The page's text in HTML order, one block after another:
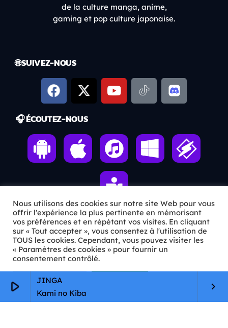
play_arrow
JINGA
Kami no Kiba
keyboard_arrow_right
de la culture manga, anime,
gaming et pop culture japonaise.
🌐 SUIVEZ-NOUS
🎧 ÉCOUTEZ-NOUS
ℹ️ INFOS PRATIQUES
✉️Contact
🦊Qui sommes-nous ?
📄
Mentions légales
Nous utilisons des cookies sur notre site Web pour vous
offrir l'expérience la plus pertinente en mémorisant
vos préférences et en répétant vos visites. En cliquant
sur « Tout accepter », vous consentez à l'utilisation de
TOUS les cookies. Cependant, vous pouvez visiter les
« Paramètres des cookies » pour fournir un
consentement contrôlé.
Paramètres Cookie